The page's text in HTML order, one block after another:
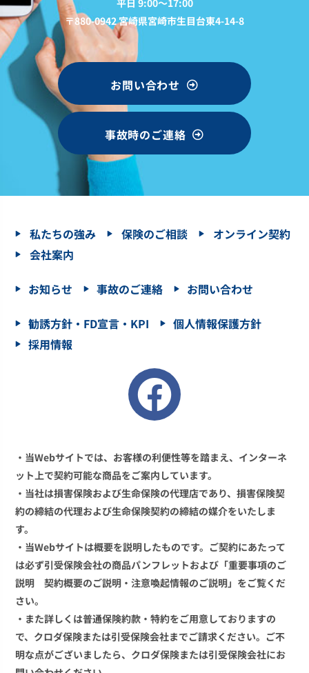
平日 9:00〜17:00
〒880-0942 宮崎県宮崎市生目台東4-14-8
お問い合わせ
事故時のご連絡
私たちの強み 保険のご相談
オンライン契約
会社案内
お知らせ 事故のご連絡 お問い合わせ
勧誘方針・FD宣言・KPI
個人情報保護方針
採用情報
・当Webサイトでは、お客様の利便性等を踏まえ、インターネ
ット上で契約可能な商品をご案内しています。
・当社は損害保険および生命保険の代理店であり、損害保険契
約の締結の代理および生命保険契約の締結の媒介をいたしま
す。
・当Webサイトは概要を説明したものです。ご契約にあたって
は必ず引受保険会社の商品パンフレットおよび「重要事項のご
説明 契約概要のご説明・注意喚起情報のご説明」をご覧くだ
さい。
・また詳しくは普通保険約款・特約をご用意しておりますの
で、クロダ保険または引受保険会社までご請求ください。ご不
明な点がございましたら、クロダ保険または引受保険会社にお